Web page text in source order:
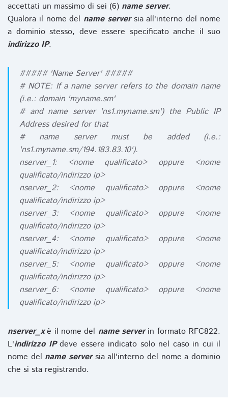
accettati un massimo di sei (6) name server.
Qualora il nome del name serversia all'interno del nome
a dominio stesso, deve essere specificato anche il suo
indirizzo IP.
##### 'Name Server' #####
# NOTE: If a name server refers to the domain name
(i.e.: domain 'myname.sm'
# and name server 'ns1.myname.sm') the Public IP
Address desired for that
# name server must be added (i.e.:
'ns1.myname.sm/194.183.83.10').
nserver_1: <nome qualificato> oppure <nome
qualificato/indirizzo ip>
nserver_2: <nome qualificato> oppure <nome
qualificato/indirizzo ip>
nserver_3: <nome qualificato> oppure <nome
qualificato/indirizzo ip>
nserver_4: <nome qualificato> oppure <nome
qualificato/indirizzo ip>
nserver_5: <nome qualificato> oppure <nome
qualificato/indirizzo ip>
nserver_6: <nome qualificato> oppure <nome
qualificato/indirizzo ip>
nserver_xè il nome del name serverin formato RFC822.
L'indirizzo IPdeve essere indicato solo nel caso in cui il
nome del name serversia all'interno del nome a dominio
che si sta registrando.